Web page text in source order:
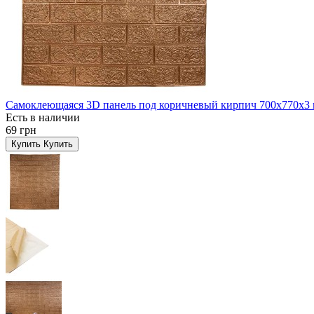
Самоклеющаяся 3D панель под коричневый кирпич 700x770x3
Есть в наличии
69 грн
Купить Купить